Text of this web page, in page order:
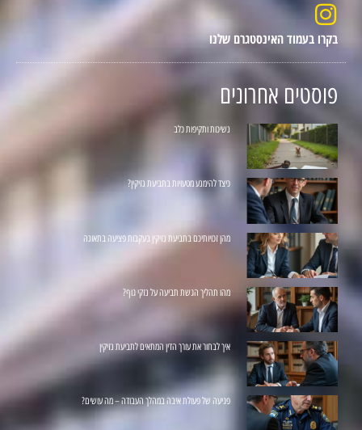
בקרו בעמוד האינסטגרם שלנו
פוסטים אחרונים
נשיכות ותקיפות כלב
כיצד להימנע מטעויות בתביעת נזיקין?
מהן זכויותיכם בתביעת נזיקין בעקבות פציעה בתאונה
מהו תהליך הגשת תביעה על נזקי גוף?
איך לבחור את עורך הדין המתאים לתביעת נזיקין
פגיעה של פעולת איבה במהלך העבודה – מה עושים?